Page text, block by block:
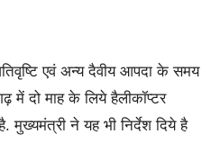
एवं अन्य दैवीय आपदा के समय
में दो माह के लिये हैलीकॉप्टर
मुख्यमंत्री ने यह भी निर्देश दिये है